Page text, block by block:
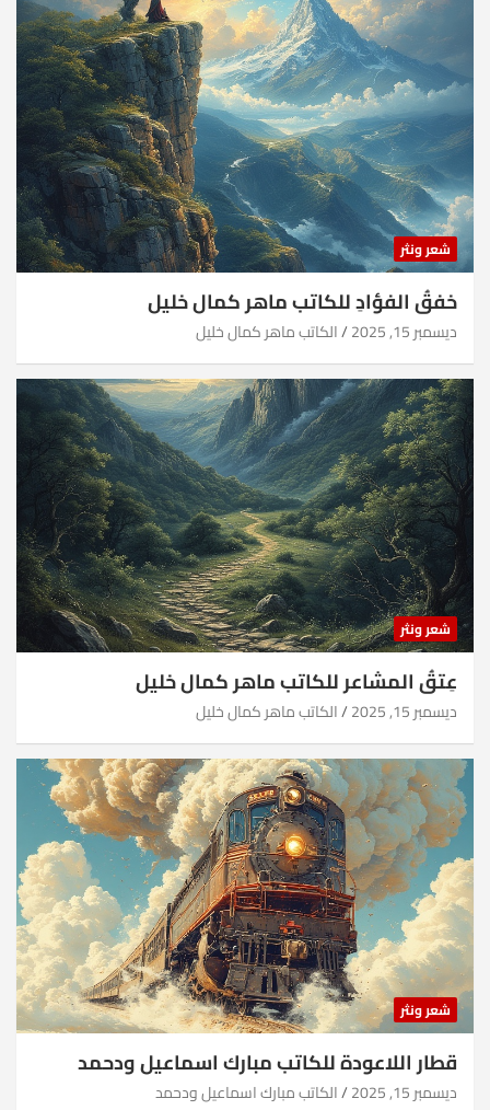
شعر ونثر
خفقُ الفؤادِ للكاتب ماهر كمال خليل
ديسمبر 15, 2025 الكاتب ماهر كمال خليل
شعر ونثر
عِتقُ المشاعر للكاتب ماهر كمال خليل
ديسمبر 15, 2025 الكاتب ماهر كمال خليل
شعر ونثر
قطار اللاعودة للكاتب مبارك اسماعيل ودحمد
ديسمبر 15, 2025 الكاتب مبارك اسماعيل ودحمد